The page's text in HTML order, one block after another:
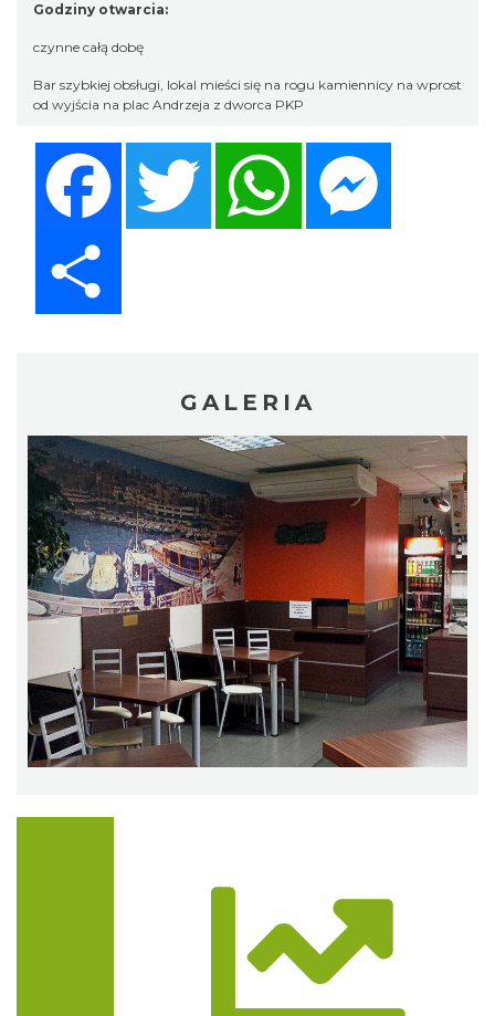
Godziny otwarcia:
czynne całą dobę
Bar szybkiej obsługi, lokal mieści się na rogu kamiennicy na wprost
od wyjścia na plac Andrzeja z dworca PKP
Twitter WhatsApp
GALERIA
Trasa